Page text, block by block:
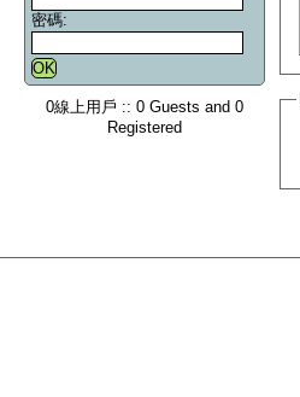
密碼:
0線上用戶 :: 0 Guests and 0
Registered